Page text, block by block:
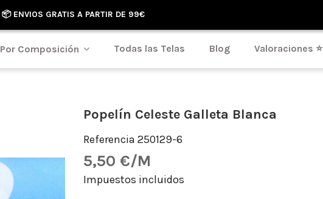
📦 ENVIOS GRATIS A PARTIR DE 99€
Por Composición Todas las Telas Blog Valoraciones ⭐
Popelín Celeste Galleta Blanca
Referencia 250129-6
5,50 €/M
Impuestos incluidos